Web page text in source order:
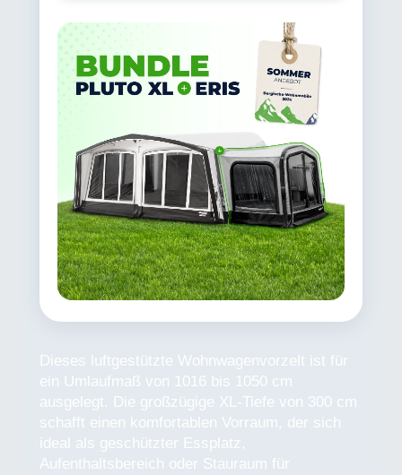
Dieses luftgestützte Wohnwagenvorzelt ist für
ein Umlaufmaß von 1016 bis 1050 cm
ausgelegt. Die großzügige XL-Tiefe von 300 cm
schafft einen komfortablen Vorraum, der sich
ideal als geschützter Essplatz,
Aufenthaltsbereich oder Stauraum für